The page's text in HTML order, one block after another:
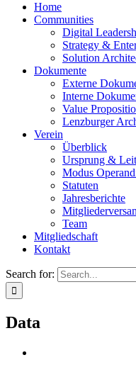
Home
Communities
Digital
Strategy &
Solution
Dokumente
Externe
Interne
Value
Lenzburger
Verein
Überblick
Ursprung &
Modus
Statuten
Jahresberichte
Team
Mitgliedschaft
Kontakt
Search for:
Data